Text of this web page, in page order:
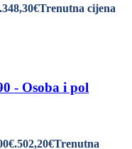
348,30€Trenutna cijena
- Osoba i pol
502,20€Trenutna